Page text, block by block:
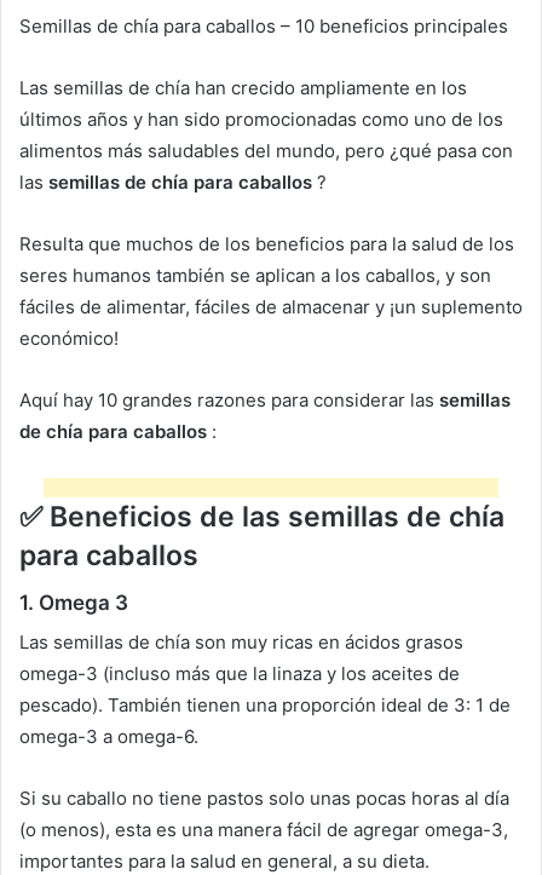
Semillas de chía para caballos – 10 beneficios principales
Las semillas de chía han crecido ampliamente en los
últimos años y han sido promocionadas como uno de los
alimentos más saludables del mundo, pero ¿qué pasa con
las semillas de chía para caballos ?
Resulta que muchos de los beneficios para la salud de los
seres humanos también se aplican a los caballos, y son
fáciles de alimentar, fáciles de almacenar y ¡un suplemento
económico!
Aquí hay 10 grandes razones para considerar las semillas
de chía para caballos :
✅ Beneficios de las semillas de chía
para caballos
1. Omega 3
Las semillas de chía son muy ricas en ácidos grasos
omega-3 (incluso más que la linaza y los aceites de
pescado). También tienen una proporción ideal de 3: 1 de
omega-3 a omega-6.
Si su caballo no tiene pastos solo unas pocas horas al día
(o menos), esta es una manera fácil de agregar omega-3,
importantes para la salud en general, a su dieta.